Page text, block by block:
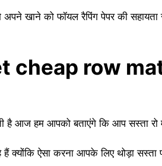
खाने को फॉयल रैपिंग पेपर की सहायता
cheap row
है आज हम आपको बताएंगे कि आप सस्ता
क्योंकि ऐसा करना आपके लिए थोड़ा